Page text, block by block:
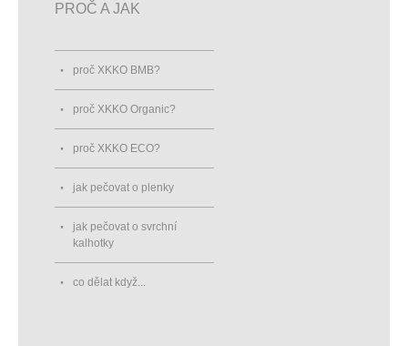
PROČ A JAK
proč XKKO BMB?
proč XKKO Organic?
proč XKKO ECO?
jak pečovat o plenky
jak pečovat o svrchní
kalhotky
co dělat když...